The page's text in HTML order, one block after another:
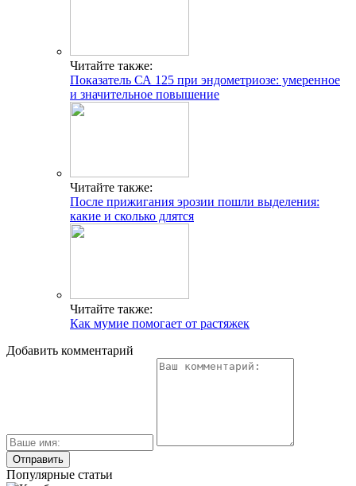
Читайте также:
Показатель СА 125 при эндометриозе: умеренное
и значительное повышение
Читайте также:
После прижигания эрозии пошли выделения:
какие и сколько длятся
Читайте также:
Как мумие помогает от растяжек
Добавить комментарий
Популярные статьи